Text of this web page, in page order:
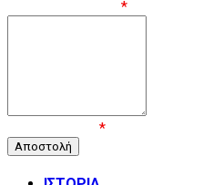
*
*